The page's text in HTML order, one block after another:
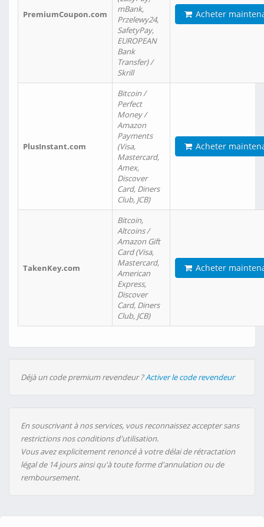
PremiumCoupon.com
mBank,
Przelewy24,
SafetyPay,
EUROPEAN
Bank
Transfer) /
Skrill
Acheter
PlusInstant.com
Bitcoin /
Perfect
Money /
Amazon
Payments
(Visa,
Mastercard,
Amex,
Discover
Card, Diners
Club, JCB)
Acheter
TakenKey.com
Bitcoin,
Altcoins /
Amazon Gift
Card (Visa,
Mastercard,
American
Express,
Discover
Card, Diners
Club, JCB)
Acheter
Déjà un code premium revendeur ?Activer le code revendeur
En souscrivant à nos services, vous reconnaissez accepter sans
restrictions nos conditions d'utilisation.
Vous avez explicitement renoncé à votre délai de rétractation
légal de 14 jours ainsi qu'à toute forme d'annulation ou de
remboursement.